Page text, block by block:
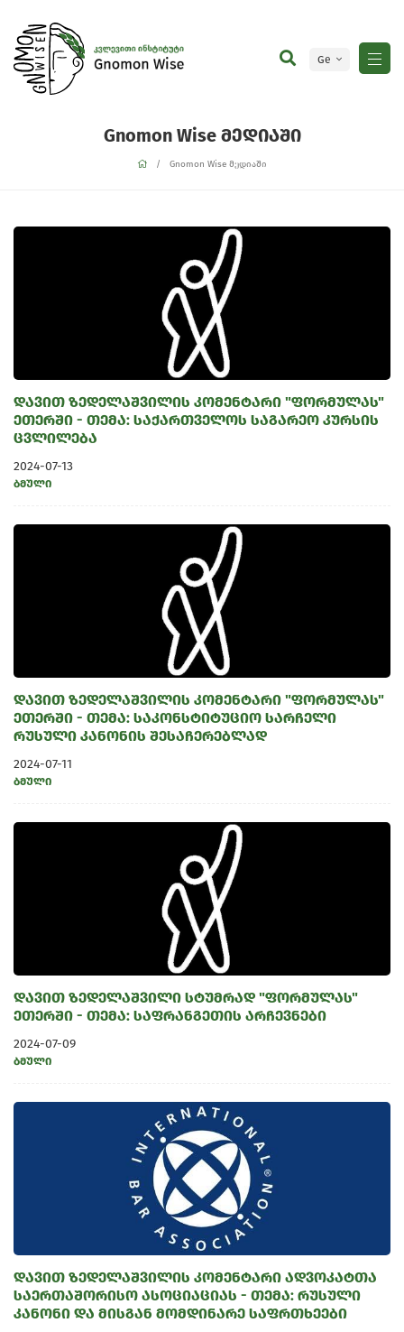
Ge
Gnomon Wise მედიაში
Gnomon Wise მედიაში
დავით ზედელაშვილის კომენტარი "ფორმულას"
ეთერში - თემა: საქართველოს საგარეო კურსის
ცვლილება
2024-07-13
ბმული
დავით ზედელაშვილის კომენტარი "ფორმულას"
ეთერში - თემა: საკონსტიტუციო სარჩელი
რუსული კანონის შესაჩერებლად
2024-07-11
ბმული
დავით ზედელაშვილი სტუმრად "ფორმულას"
ეთერში - თემა: საფრანგეთის არჩევნები
2024-07-09
ბმული
დავით ზედელაშვილის კომენტარი ადვოკატთა
საერთაშორისო ასოციაციას - თემა: რუსული
კანონი და მისგან მომდინარე საფრთხეები